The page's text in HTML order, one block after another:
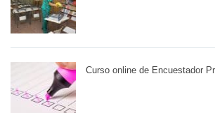
Curso online de Encuestador